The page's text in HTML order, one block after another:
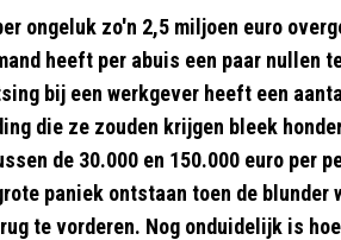
ongeluk zo'n 2,5 miljoen euro
heeft per abuis een paar nullen
bij een werkgever heeft een
die ze zouden krijgen bleek
de 30.000 en 150.000 euro per
paniek ontstaan toen de blunder
te vorderen. Nog onduidelijk is